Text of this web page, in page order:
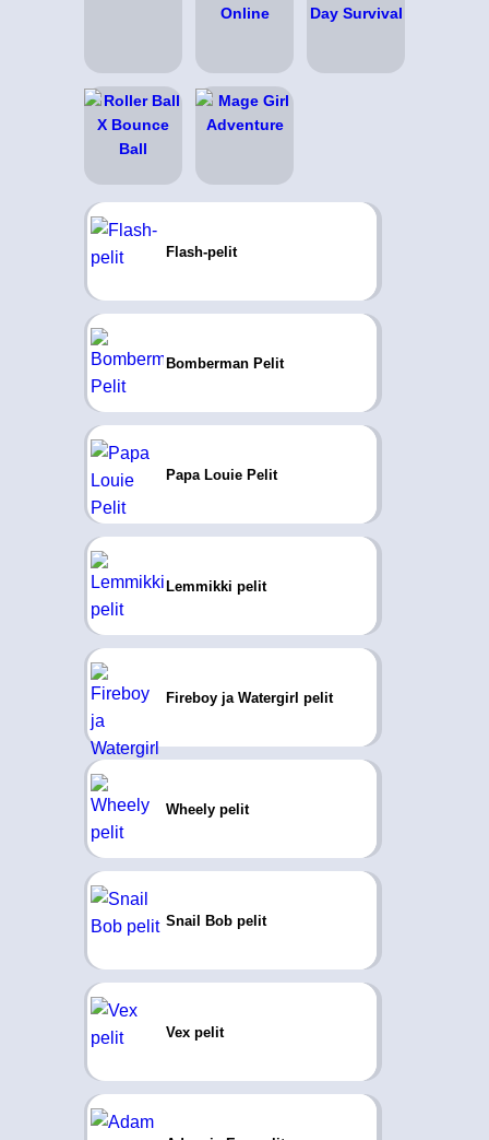
Flash-pelit
Bomberman Pelit
Papa Louie Pelit
Lemmikki pelit
Fireboy ja Watergirl pelit
Wheely pelit
Snail Bob pelit
Vex pelit